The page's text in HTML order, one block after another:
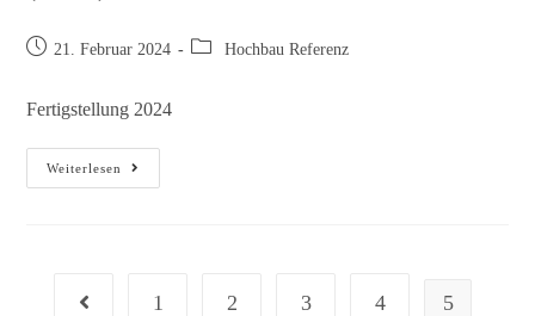
21. Februar 2024 Hochbau Referenz
Fertigstellung 2024
Weiterlesen
1 2 3 4 5